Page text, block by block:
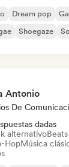
Dream pop
Shoegaze
Antonio
De
dadas
alternativo
HopMúsica